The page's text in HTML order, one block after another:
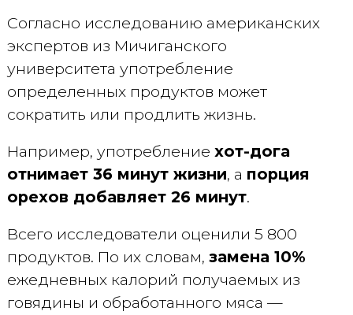
Согласно исследованию американских
экспертов из Мичиганского
университета употребление
определенных продуктов может
сократить или продлить жизнь.
Например, употребление хот-дога
отнимает 36 минут жизни, а порция
орехов добавляет 26 минут.
Всего исследователи оценили 5 800
продуктов. По их словам, замена 10%
ежедневных калорий получаемых из
говядины и обработанного мяса —